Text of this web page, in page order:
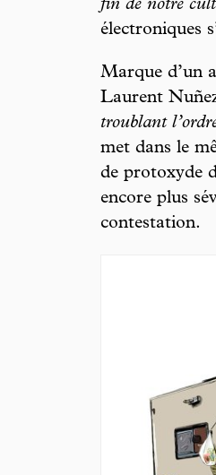
fin de notre
électroniques
Marque d’un
Laurent
troublant
met dans le
de protoxyde
encore plus
contestation.